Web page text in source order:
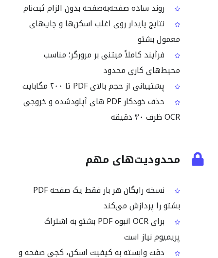
روند ساده صفحه‌به‌صفحه بدون الزام ثبت‌نام
نتایج پایدار روی اغلب اسکن‌ها و چاپ‌های
معمول بشتو
فرآیند کاملاً مبتنی بر مرورگر؛ مناسب
محیط‌های کاری محدود
پشتیبانی از حجم بالای PDF تا ۲۰۰ مگابایت
حذف خودکار PDF های آپلودشده و خروجی
OCR ظرف ۳۰ دقیقه
محدودیت‌های مهم
نسخه رایگان هر بار فقط یک صفحه PDF
بشتو را پردازش می‌کند
برای OCR انبوه PDF بشتو به اشتراک
پریمیوم نیاز است
دقت وابسته به کیفیت اسکن، کجی صفحه و